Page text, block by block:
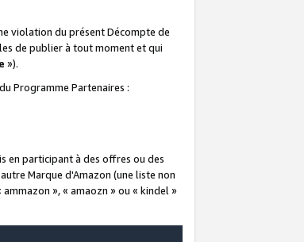
violation du présent Décompte de
de publier à tout moment et qui
»).
Programme Partenaires :
en participant à des offres ou des
Marque d'Amazon (une liste non
», « amaozn » ou « kindel »